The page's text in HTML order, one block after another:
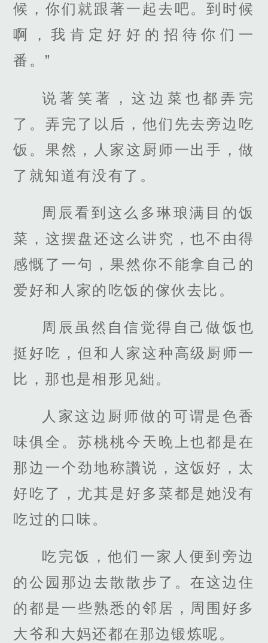
候，你们就跟著一起去吧。到时候
啊，我肯定好好的招待你们一
番。”
说著笑著，这边菜也都弄完
了。弄完了以后，他们先去旁边吃
饭。果然，人家这厨师一出手，做
了就知道有没有了。
周辰看到这么多琳琅满目的饭
菜，这摆盘还这么讲究，也不由得
感慨了一句，果然你不能拿自己的
爱好和人家的吃饭的傢伙去比。
周辰虽然自信觉得自己做饭也
挺好吃，但和人家这种高级厨师一
比，那也是相形见絀。
人家这边厨师做的可谓是色香
味俱全。苏桃桃今天晚上也都是在
那边一个劲地称讚说，这饭好，太
好吃了，尤其是好多菜都是她没有
吃过的口味。
吃完饭，他们一家人便到旁边
的公园那边去散散步了。在这边住
的都是一些熟悉的邻居，周围好多
大爷和大妈还都在那边锻炼呢。